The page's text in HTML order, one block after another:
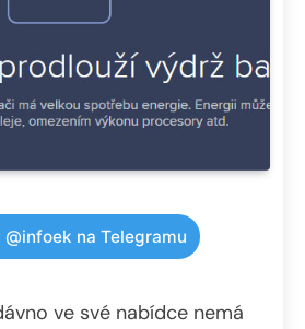
@infoek na Telegramu
ve své nabídce nemá